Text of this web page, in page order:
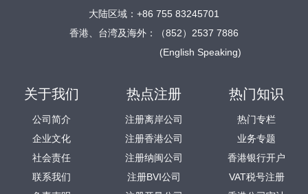
大陆区域：+86 755 83245701
香港、台湾及海外：（852）2537 7886
(English Speaking)
关于我们
公司简介
企业文化
社会责任
联系我们
热点注册
注册离岸公司
注册香港公司
注册纳闽公司
注册BVI公司
热门知识
热门专栏
业务专题
香港银行开户
VAT税号注册